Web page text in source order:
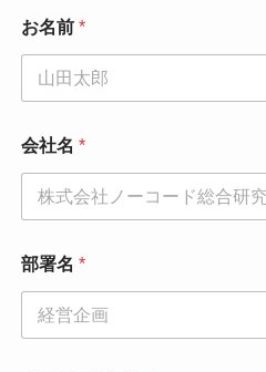
お名前 *
会社名 *
部署名 *